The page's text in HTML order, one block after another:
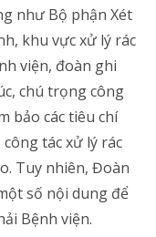
tác xử lý rác
Tuy nhiên, Đoàn
số nội dung để
Bệnh viện.